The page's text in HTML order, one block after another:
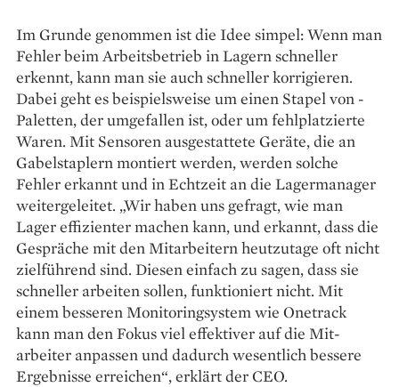
Im Grunde genommen ist die Idee simpel: Wenn man
Fehler beim Arbeitsbetrieb in Lagern schneller
erkennt, kann man sie auch schneller korrigieren.
Dabei geht es beispielsweise um einen Stapel von ­
Paletten, der umgefallen ist, oder um fehlplatzierte
Waren. Mit ­Sensoren ­ausgestattete Geräte, die an
Gabelstaplern montiert werden, werden solche
Fehler erkannt und in Echtzeit an die Lagermanager
weitergeleitet. „Wir haben uns gefragt, wie man
Lager effizienter machen kann, und erkannt, dass die
Gespräche mit den Mitarbeitern ­heutzutage oft nicht
zielführend sind. Diesen einfach zu sagen, dass sie
schneller ­arbeiten sollen, funktioniert nicht. Mit
einem besseren Monitoring­system wie Onetrack
kann man den Fokus viel effektiver auf die Mit­
arbeiter anpassen und dadurch ­wesentlich bessere
Ergebnisse er­reichen“, erklärt der CEO.